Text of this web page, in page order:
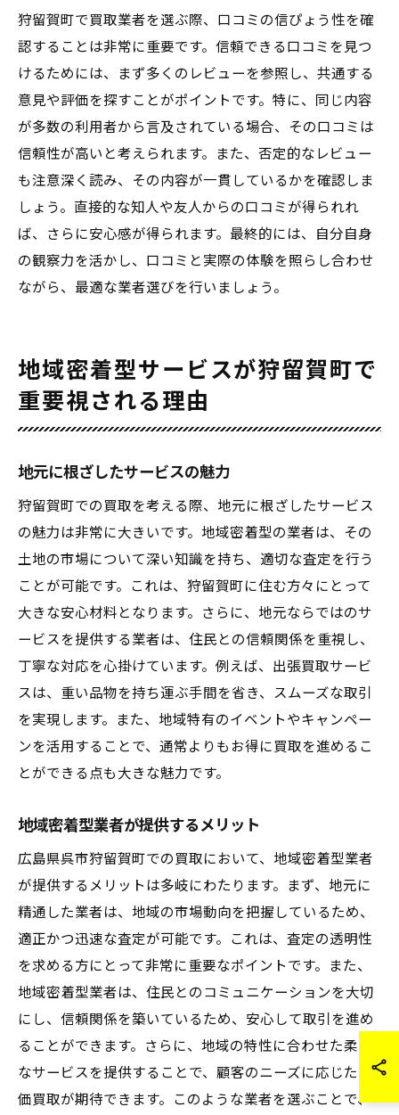
狩留賀町で買取業者を選ぶ際、口コミの信ぴょう性を確
認することは非常に重要です。信頼できる口コミを見つ
けるためには、まず多くのレビューを参照し、共通する
意見や評価を探すことがポイントです。特に、同じ内容
が多数の利用者から言及されている場合、その口コミは
信頼性が高いと考えられます。また、否定的なレビュー
も注意深く読み、その内容が一貫しているかを確認しま
しょう。直接的な知人や友人からの口コミが得られれ
ば、さらに安心感が得られます。最終的には、自分自身
の観察力を活かし、口コミと実際の体験を照らし合わせ
ながら、最適な業者選びを行いましょう。
地域密着型サービスが狩留賀町で
重要視される理由
地元に根ざしたサービスの魅力
狩留賀町での買取を考える際、地元に根ざしたサービス
の魅力は非常に大きいです。地域密着型の業者は、その
土地の市場について深い知識を持ち、適切な査定を行う
ことが可能です。これは、狩留賀町に住む方々にとって
大きな安心材料となります。さらに、地元ならではのサ
ービスを提供する業者は、住民との信頼関係を重視し、
丁寧な対応を心掛けています。例えば、出張買取サービ
スは、重い品物を持ち運ぶ手間を省き、スムーズな取引
を実現します。また、地域特有のイベントやキャンペー
ンを活用することで、通常よりもお得に買取を進めるこ
とができる点も大きな魅力です。
地域密着型業者が提供するメリット
広島県呉市狩留賀町での買取において、地域密着型業者
が提供するメリットは多岐にわたります。まず、地元に
精通した業者は、地域の市場動向を把握しているため、
適正かつ迅速な査定が可能です。これは、査定の透明性
を求める方にとって非常に重要なポイントです。また、
地域密着型業者は、住民とのコミュニケーションを大切
にし、信頼関係を築いているため、安心して取引を進め
ることができます。さらに、地域の特性に合わせた柔軟
なサービスを提供することで、顧客のニーズに応じた高
価買取が期待できます。このような業者を選ぶことで、